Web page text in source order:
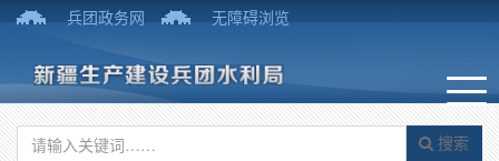
兵团政务网 无障碍浏览
搜索